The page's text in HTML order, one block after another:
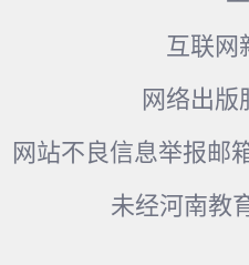
互联网
网络出版
网站不良信息举报邮
未经河南教